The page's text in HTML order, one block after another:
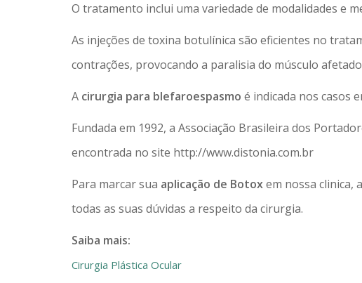
O tratamento inclui uma variedade de modalidades e
As injeções de toxina botulínica são eficientes no
contrações, provocando a paralisia do músculo
A cirurgia para blefaroespasmo é indicada nos casos
Fundada em 1992, a Associação Brasileira dos
encontrada no site http://www.distonia.com.br
Para marcar sua aplicação de Botoxem nossa clinica,
todas as suas dúvidas a respeito da cirurgia.
Saiba mais:
Cirurgia Plástica Ocular